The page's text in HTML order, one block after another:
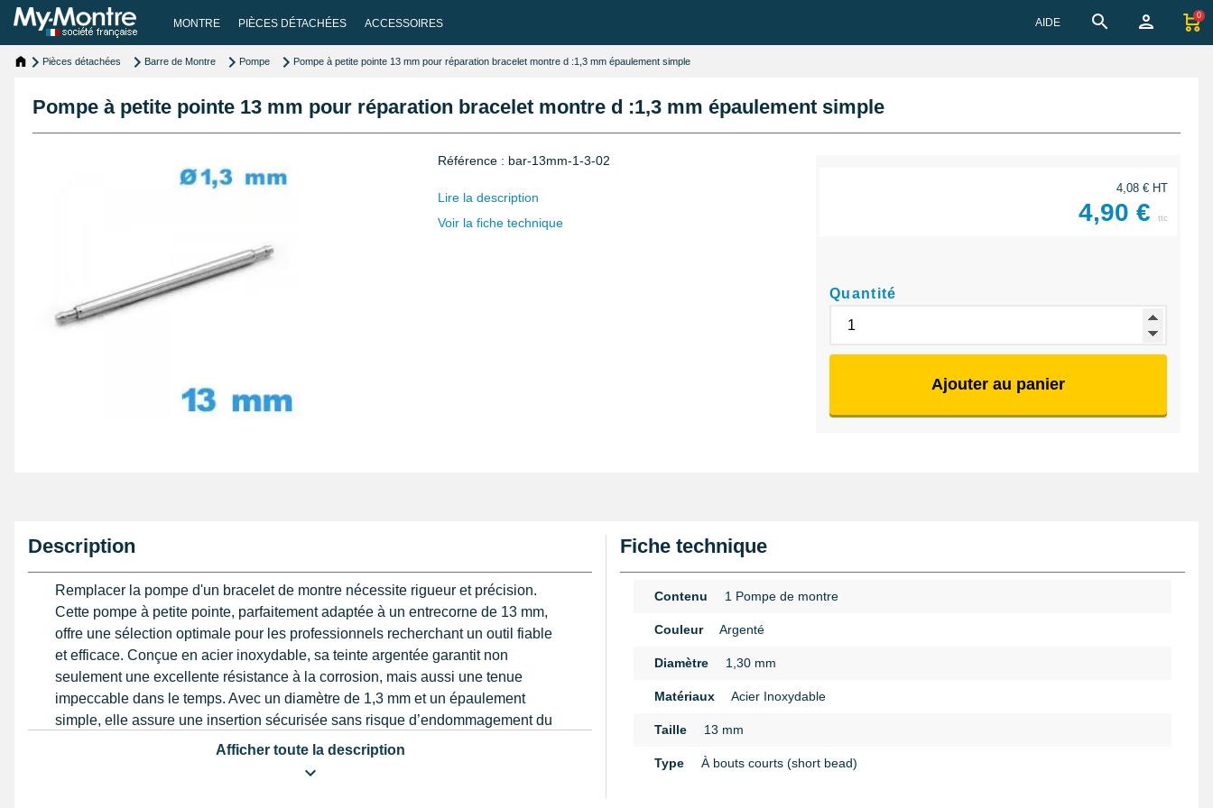
MONTRE PIÈCES DÉTACHÉES ACCESSOIRES AIDE
0
Pièces détachées Barre de Montre Pompe Pompe à petite pointe 13 mm pour réparation bracelet montre d :1,3 mm épaulement simple
Pompe à petite pointe 13 mm pour réparation bracelet montre d :1,3 mm épaulement simple
Référence : bar-13mm-1-3-02
Lire la description
Voir la fiche technique
4,08 € HT
4,90 € ttc
Quantité
Ajouter au panier
Description
Remplacer la pompe d'un bracelet de montre nécessite rigueur et précision.
Cette pompe à petite pointe, parfaitement adaptée à un entrecorne de 13 mm,
offre une sélection optimale pour les professionnels recherchant un outil fiable
et efficace. Conçue en acier inoxydable, sa teinte argentée garantit non
seulement une excellente résistance à la corrosion, mais aussi une tenue
impeccable dans le temps. Avec un diamètre de 1,3 mm et un épaulement
simple, elle assure une insertion sécurisée sans risque d’endommagement du
La particularité de cette pompe réside dans son ressort intégré qui écarte
Afficher toute la description
Fiche technique
Contenu 1 Pompe de montre
Couleur Argenté
Diamètre 1,30 mm
Matériaux Acier Inoxydable
Taille 13 mm
Type À bouts courts (short bead)